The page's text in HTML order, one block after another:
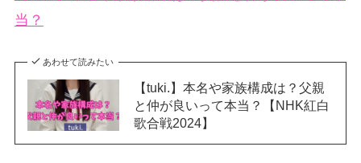
当？
あわせて読みたい
【tuki.】本名や家族構成は？父親
と仲が良いって本当？【NHK紅白
歌合戦2024】